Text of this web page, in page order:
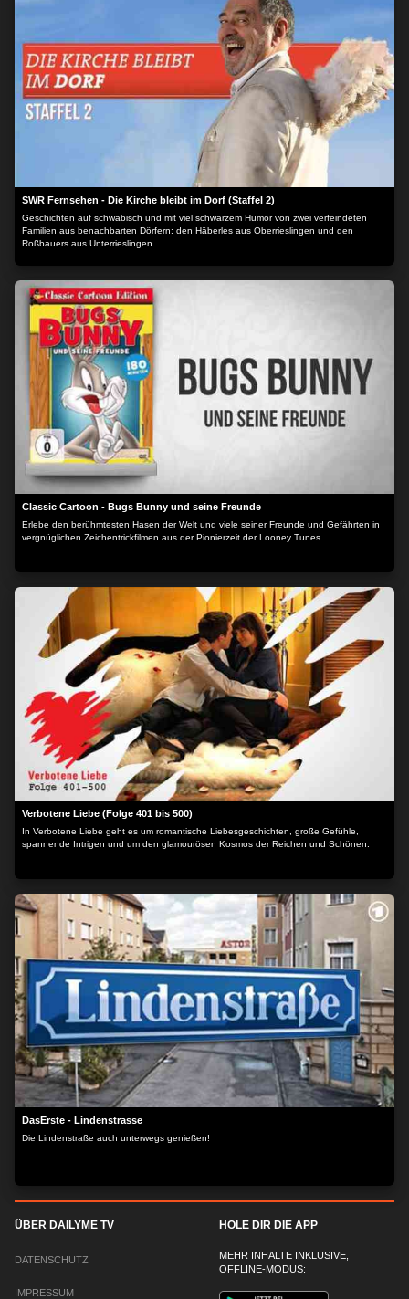
SWR Fernsehen - Die Kirche bleibt im Dorf (Staffel 2)
Geschichten auf schwäbisch und mit viel schwarzem Humor von zwei verfeindeten
Familien aus benachbarten Dörfern: den Häberles aus Oberrieslingen und den
Roßbauers aus Unterrieslingen.
Classic Cartoon - Bugs Bunny und seine Freunde
Erlebe den berühmtesten Hasen der Welt und viele seiner Freunde und Gefährten in
vergnüglichen Zeichentrickfilmen aus der Pionierzeit der Looney Tunes.
Verbotene Liebe (Folge 401 bis 500)
In Verbotene Liebe geht es um romantische Liebesgeschichten, große Gefühle,
spannende Intrigen und um den glamourösen Kosmos der Reichen und Schönen.
DasErste - Lindenstrasse
Die Lindenstraße auch unterwegs genießen!
ÜBER DAILYME TV
DATENSCHUTZ
IMPRESSUM
HOLE DIR DIE APP
MEHR INHALTE INKLUSIVE,
OFFLINE-MODUS: